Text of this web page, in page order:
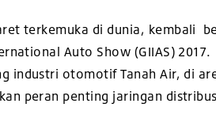
terkemuka di dunia, kembali
Auto Show (GIIAS)
industri otomotif Tanah Air, di
peran penting jaringan